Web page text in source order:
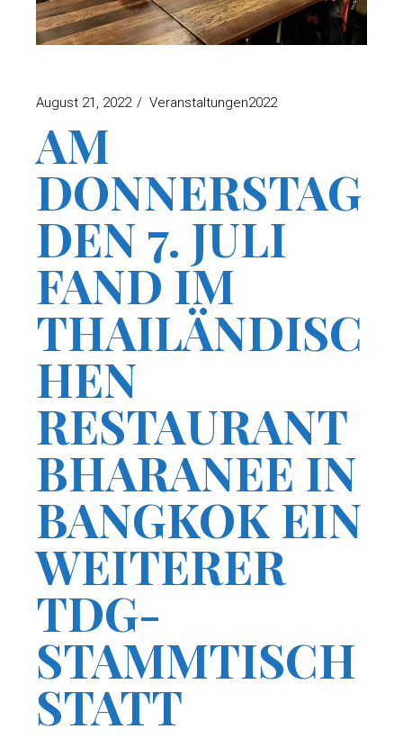
August 21, 2022 Veranstaltungen2022
AM
DONNERSTAG
DEN 7. JULI
FAND IM
THAILÄNDISC
HEN
RESTAURANT
BHARANEE IN
BANGKOK EIN
WEITERER
TDG-
STAMMTISCH
STATT